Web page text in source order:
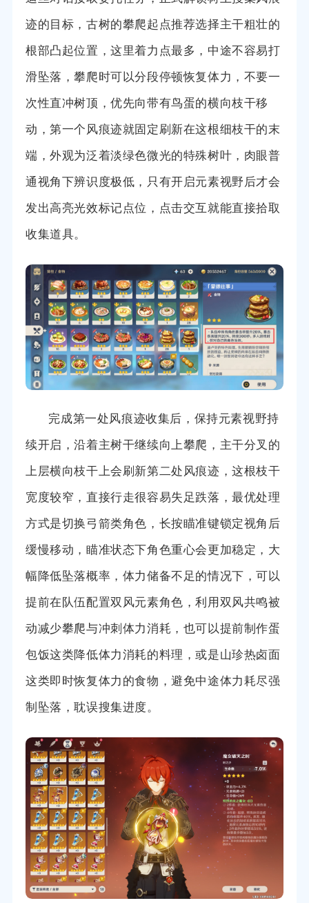
迹的目标，古树的攀爬起点推荐选择主干粗壮的
根部凸起位置，这里着力点最多，中途不容易打
滑坠落，攀爬时可以分段停顿恢复体力，不要一
次性直冲树顶，优先向带有鸟蛋的横向枝干移
动，第一个风痕迹就固定刷新在这根细枝干的末
端，外观为泛着淡绿色微光的特殊树叶，肉眼普
通视角下辨识度极低，只有开启元素视野后才会
发出高亮光效标记点位，点击交互就能直接拾取
收集道具。
完成第一处风痕迹收集后，保持元素视野持
续开启，沿着主树干继续向上攀爬，主干分叉的
上层横向枝干上会刷新第二处风痕迹，这根枝干
宽度较窄，直接行走很容易失足跌落，最优处理
方式是切换弓箭类角色，长按瞄准键锁定视角后
缓慢移动，瞄准状态下角色重心会更加稳定，大
幅降低坠落概率，体力储备不足的情况下，可以
提前在队伍配置双风元素角色，利用双风共鸣被
动减少攀爬与冲刺体力消耗，也可以提前制作蛋
包饭这类降低体力消耗的料理，或是山珍热卤面
这类即时恢复体力的食物，避免中途体力耗尽强
制坠落，耽误搜集进度。